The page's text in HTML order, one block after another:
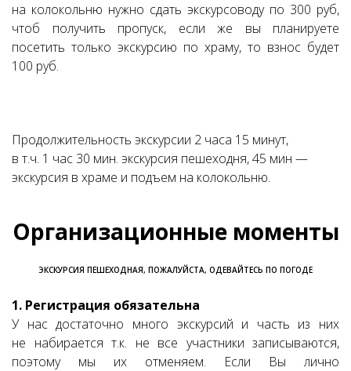
на колокольню нужно сдать экскурсоводу по 300 руб,
чтоб получить пропуск, если же вы планируете
посетить только экскурсию по храму, то взнос будет
100 руб.
Продолжительность экскурсии 2 часа 15 минут,
в т.ч. 1 час 30 мин. экскурсия пешеходня, 45 мин —
экскурсия в храме и подъем на колокольню.
Организационные моменты
ЭКСКУРСИЯ ПЕШЕХОДНАЯ, ПОЖАЛУЙСТА, ОДЕВАЙТЕСЬ ПО ПОГОДЕ
1. Регистрация обязательна
У нас достаточно много экскурсий и часть из них
не набирается т.к. не все участники записываются,
поэтому мы их отменяем. Если Вы лично